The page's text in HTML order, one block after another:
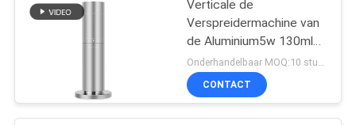
Verticale de
Verspreidermachine van
de Aluminium5w 130ml
200m3 Geur voor Hotle Onderhandelbaar MOQ:10 stukken
CONTACT